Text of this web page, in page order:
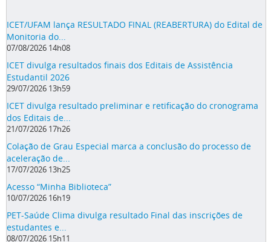
Estudantil 2026
29/07/2026 13h59
ICET divulga resultado preliminar e retificação do cronograma
dos Editais de...
21/07/2026 17h26
Colação de Grau Especial marca a conclusão do processo de
aceleração de...
17/07/2026 13h25
Acesso “Minha Biblioteca”
10/07/2026 16h19
PET-Saúde Clima divulga resultado Final das inscrições de
estudantes e...
08/07/2026 15h11